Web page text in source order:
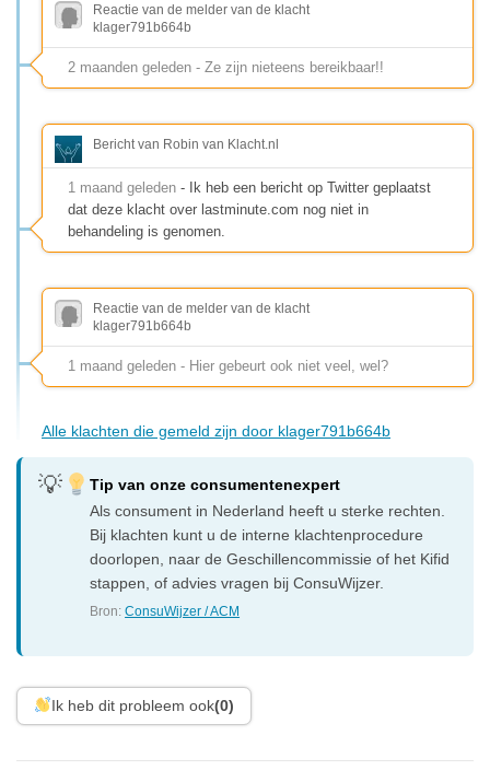
Reactie van de melder van de klacht
klager791b664b
2 maanden geleden - Ze zijn nieteens bereikbaar!!
Bericht van Robin van Klacht.nl
1 maand geleden - Ik heb een bericht op Twitter geplaatst
dat deze klacht over lastminute.com nog niet in
behandeling is genomen.
Reactie van de melder van de klacht
klager791b664b
1 maand geleden - Hier gebeurt ook niet veel, wel?
Alle klachten die gemeld zijn door klager791b664b
Tip van onze consumentenexpert
Als consument in Nederland heeft u sterke rechten.
Bij klachten kunt u de interne klachtenprocedure
doorlopen, naar de Geschillencommissie of het Kifid
stappen, of advies vragen bij ConsuWijzer.
Bron:ConsuWijzer / ACM
Ik heb dit probleem ook(0)